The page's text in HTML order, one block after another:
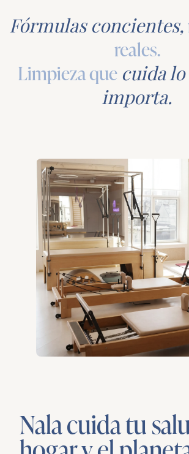
Fórmulas concientes,
reales.
Limpieza que cuida
importa.
Nala cuida tu